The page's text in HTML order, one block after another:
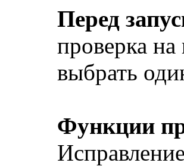
Перед
проверка
выбрать
Функции